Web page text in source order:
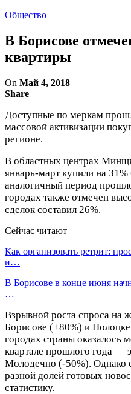
Общество
В Борисове
квартиры
On Май 4, 2018
Share
Доступные по меркам
массовой активизации
регионе.
В областных центрах
январь-март купили на
аналогичный период
городах также отмечен
сделок составил 26%.
Сейчас читают
Как организовать ретрит:
и…
В Борисове в конце июня
…
Взрывной роста спроса на
Борисове (+80%) и
городах страны оказалось
квартале прошлого года —
Молодечно (-50%). Однако
разной долей готовых
статистику.